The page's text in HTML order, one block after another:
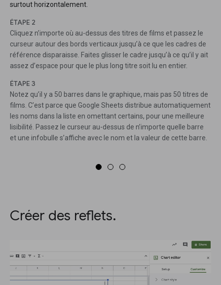
surtout horizontalement.
ÉTAPE 2
Cliquez n’importe où au-dessus des titres de films et passez le
curseur autour des bords verticaux jusqu’à ce que les cadres de
référence disparaisse. Faites glisser le cadre jusqu’à ce qu’il y ait
assez d’espace pour que le plus long titre soit lu en entier.
ÉTAPE 3
Notez qu’il y a 50 barres dans le graphique, mais pas 50 titres de
films. C’est parce que Google Sheets distribue automatiquement
les noms dans la liste en omettant certains, pour une meilleure
lisibilité. Passez le curseur au-dessus de n’importe quelle barre
et une infobulle s’affiche avec le nom et la valeur de cette barre.
Créer des reflets.